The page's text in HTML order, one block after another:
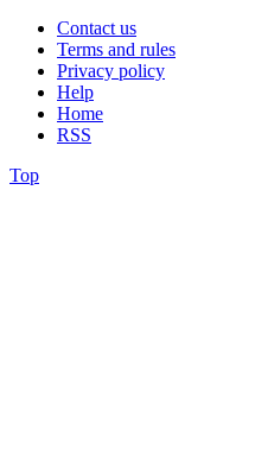
Contact us
Terms and rules
Privacy policy
Help
Home
RSS
Top